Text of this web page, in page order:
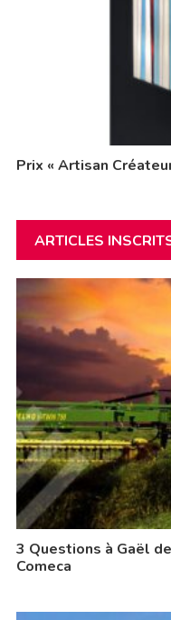
Prix « Artisan
ARTICLES
3 Questions à Gaël
Comeca